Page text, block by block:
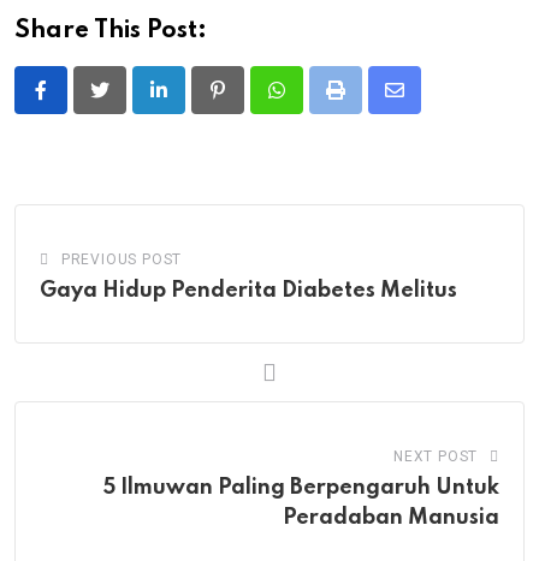
Share This Post:
LinkedInPinterestWhatsappPrint
Share
PREVIOUS POST
Gaya Hidup Penderita Diabetes Melitus
NEXT POST
5 Ilmuwan Paling Berpengaruh Untuk
Peradaban Manusia